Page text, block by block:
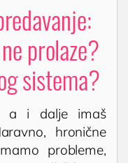
prolaze?
sistema?
a i dalje imaš
hronične
probleme,